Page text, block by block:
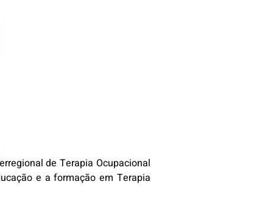
de Terapia Ocupacional
e a formação em Terapia